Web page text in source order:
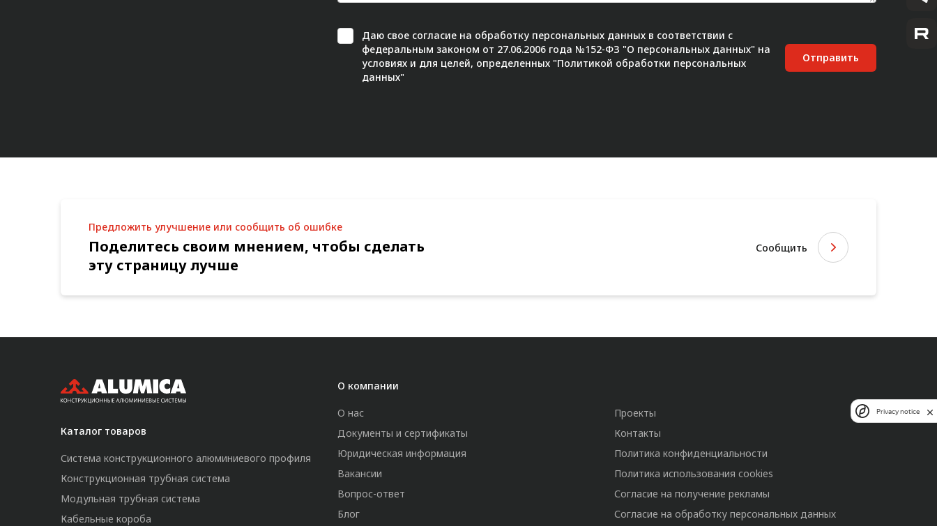
Даю свое согласие на обработку персональных данных в соответствии с
федеральным законом от 27.06.2006 года №152-ФЗ "О персональных данных" на
условиях и для целей, определенных "Политикой обработки персональных
данных"
Отправить
Предложить улучшение или сообщить об ошибке
Поделитесь своим мнением, чтобы сделать
эту страницу лучше
Сообщить
Каталог товаров
Система конструкционного алюминиевого профиля
Конструкционная трубная система
Модульная трубная система
Кабельные короба
О компании
О нас
Документы и сертификаты
Юридическая информация
Вакансии
Вопрос-ответ
Блог
Проекты
Контакты
Политика конфиденциальности
Политика использования cookies
Согласие на получение рекламы
Согласие на обработку персональных данных
Privacy notice